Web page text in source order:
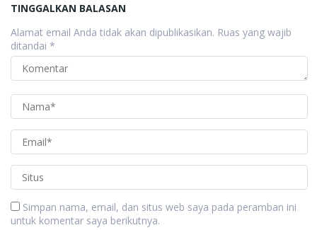
TINGGALKAN BALASAN
Alamat email Anda tidak akan dipublikasikan. Ruas yang wajib
ditandai *
Simpan nama, email, dan situs web saya pada peramban ini
untuk komentar saya berikutnya.